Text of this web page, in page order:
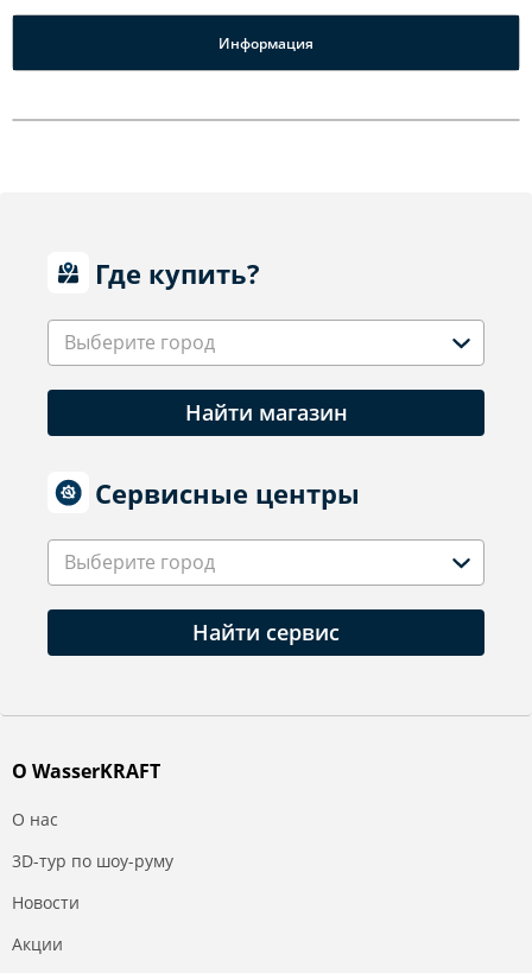
Информация
Где купить?
Выберите город
Найти магазин
Сервисные центры
Выберите город
Найти сервис
О WasserKRAFT
О нас
3D-тур по шоу-руму
Новости
Акции